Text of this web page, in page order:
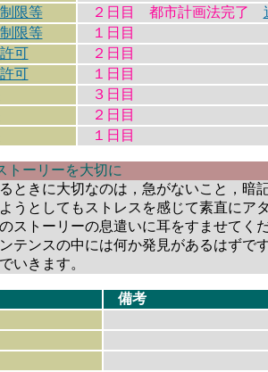
限等 ２日目 都市計画法完了
限等
１日目
可
２日目
可
１日目
３日目
２日目
１日目
トーリーを大切に
ときに大切なのは，急がないこと，暗
うとしてもストレスを感じて素直にア
ストーリーの息遣いに耳をすませてく
テンスの中には何か発見があるはずで
いきます。
備考